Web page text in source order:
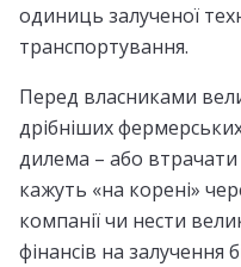
одиниць залученої
транспортування.
Перед власниками
дрібніших
дилема – або
кажуть «на корені»
компанії чи нести
фінансів на залучення